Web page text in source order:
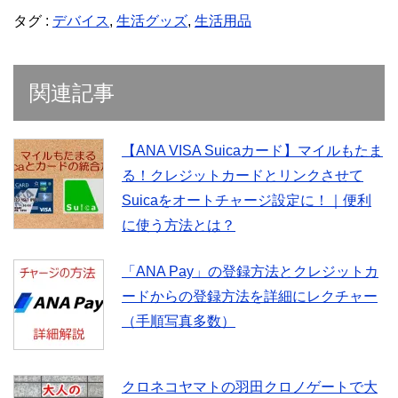
タグ : デバイス, 生活グッズ, 生活用品
関連記事
【ANA VISA Suicaカード】マイルもたま
る！クレジットカードとリンクさせて
Suicaをオートチャージ設定に！｜便利
に使う方法とは？
「ANA Pay」の登録方法とクレジットカ
ードからの登録方法を詳細にレクチャー
（手順写真多数）
クロネコヤマトの羽田クロノゲートで大